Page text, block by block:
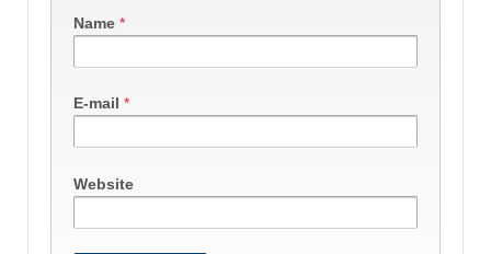
Name *
E-mail *
Website